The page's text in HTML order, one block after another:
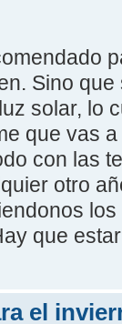
Sino
solar, lo
que vas
con las
otro
que
el